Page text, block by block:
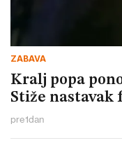
ZABAVA
Kralj popa
Stiže nastavak
pre1dan